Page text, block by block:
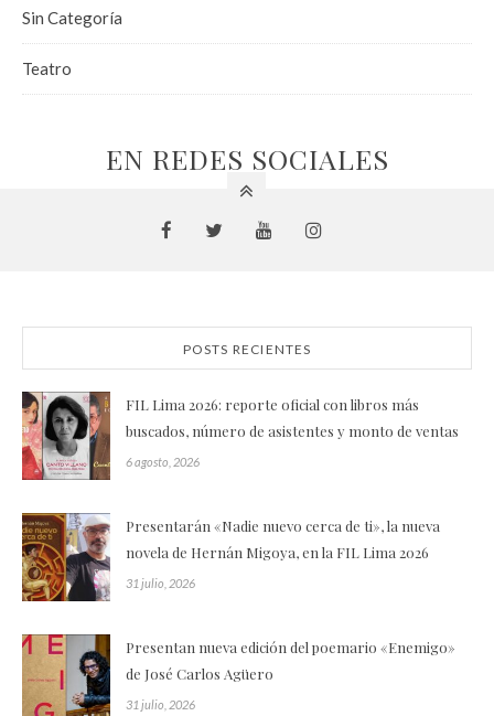
Sin Categoría
Teatro
EN REDES SOCIALES
POSTS RECIENTES
FIL Lima 2026: reporte oficial con libros más
buscados, número de asistentes y monto de ventas
6 agosto, 2026
Presentarán «Nadie nuevo cerca de ti», la nueva
novela de Hernán Migoya, en la FIL Lima 2026
31 julio, 2026
Presentan nueva edición del poemario «Enemigo»
de José Carlos Agüero
31 julio, 2026